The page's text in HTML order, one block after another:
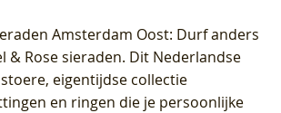
Amsterdam Oost: Durf anders
& Rose sieraden. Dit Nederlandse
eigentijdse collectie
en ringen die je persoonlijke